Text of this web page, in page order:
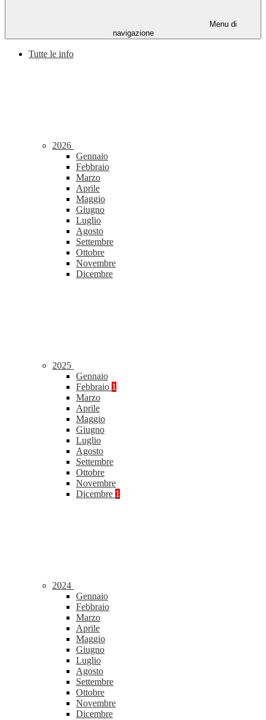
Menu di
navigazione
Tutte le info
2026
Gennaio
Febbraio
Marzo
Aprile
Maggio
Giugno
Luglio
Agosto
Settembre
Ottobre
Novembre
Dicembre
2025
Gennaio
Febbraio 1
Marzo
Aprile
Maggio
Giugno
Luglio
Agosto
Settembre
Ottobre
Novembre
Dicembre 1
2024
Gennaio
Febbraio
Marzo
Aprile
Maggio
Giugno
Luglio
Agosto
Settembre
Ottobre
Novembre
Dicembre